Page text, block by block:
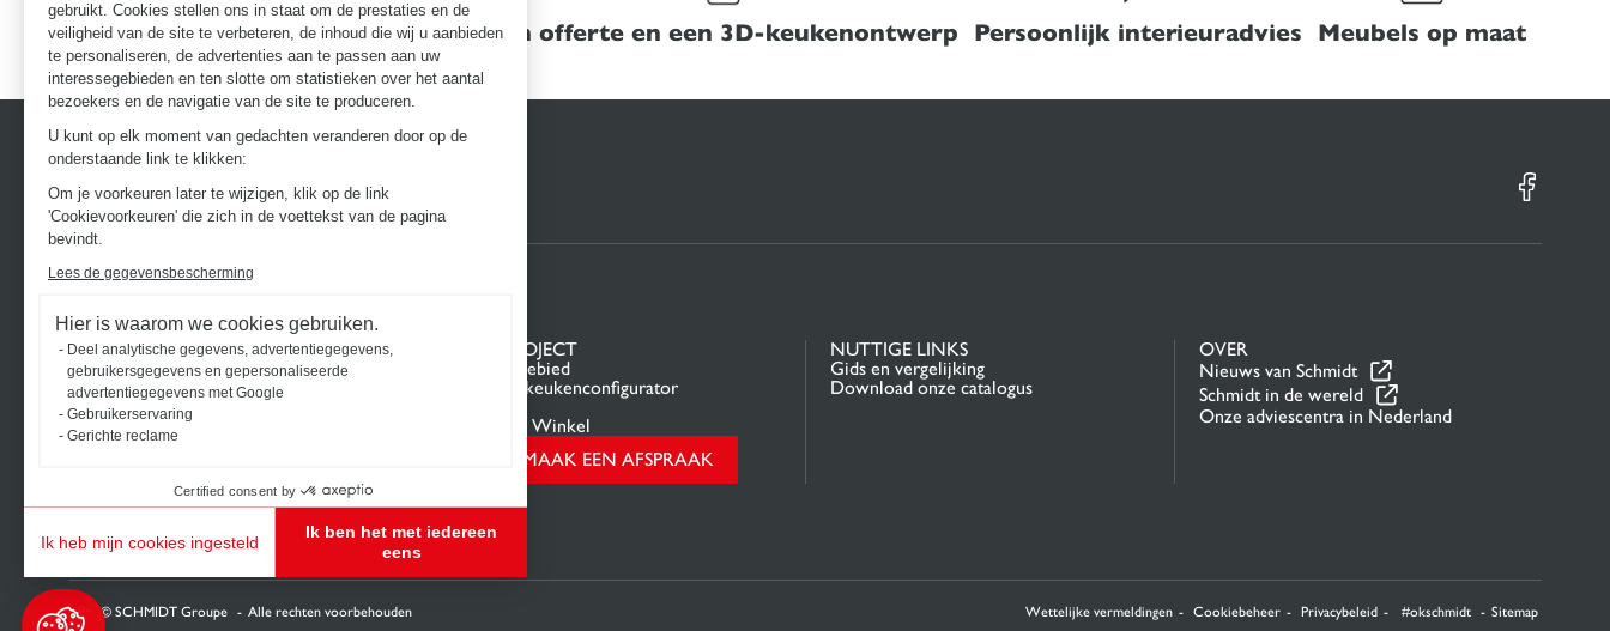
gebruikt. Cookies stellen ons in staat om de prestaties en de
veiligheid van de site te verbeteren, de inhoud die wij u aanbieden
te personaliseren, de advertenties aan te passen aan uw
interessegebieden en ten slotte om statistieken over het aantal
bezoekers en de navigatie van de site te produceren.
U kunt op elk moment van gedachten veranderen door op de
onderstaande link te klikken:
Om je voorkeuren later te wijzigen, klik op de link
'Cookievoorkeuren' die zich in de voettekst van de pagina
bevindt.
Lees de gegevensbescherming
Hier is waarom we cookies gebruiken.
Deel analytische gegevens, advertentiegegevens,
gebruikersgegevens en gepersonaliseerde
advertentiegegevens met Google
Gebruikerservaring
Gerichte reclame
Certified consent by
Ik heb mijn cookies ingesteld
Ik ben het met iedereen
eens
Axeptio consent
Ons platform stelt u in staat om uw privacy-instellingen naar wens aan te passen en te beheren, en zorgt ervoor dat aan de regelgeving wordt voldaan. Pas uw voorkeuren aan om te bepalen hoe uw informatie wordt verwerkt.
Garanties voor uitmuntendheid Een offerte en een 3D-keukenontwerp Persoonlijk interieuradvies Meubels op maat
ONTDEK HET UNIVERSUM VAN
SCHMIDT
Keukens op maat
Badkamers op maat
UW PROJECT
Projectgebied
Uw 3D-keukenconfigurator
Vind uw Winkel
MAAK EEN AFSPRAAK
NUTTIGE LINKS
Gids en vergelijking
Download onze catalogus
OVER
Nieuws van Schmidt
Schmidt in de wereld
Onze adviescentra in Nederland
2026 © SCHMIDT Groupe Alle rechten voorbehouden Wettelijke vermeldingen Cookiebeheer Privacybeleid #okschmidt Sitemap